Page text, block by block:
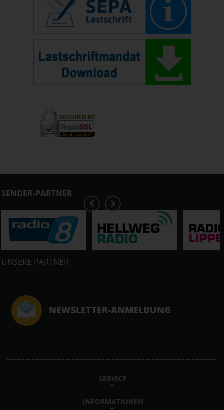
SENDER-PARTNER
UNSERE PARTNER
NEWSLETTER-ANMELDUNG
SERVICE
INFORMATIONEN